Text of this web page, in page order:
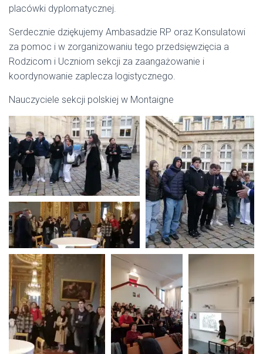
placówki dyplomatycznej.
Serdecznie dziękujemy Ambasadzie RP oraz Konsulatowi
za pomoc i w zorganizowaniu tego przedsięwzięcia a
Rodzicom i Uczniom sekcji za zaangażowanie i
koordynowanie zaplecza logistycznego.
Nauczyciele sekcji polskiej w Montaigne